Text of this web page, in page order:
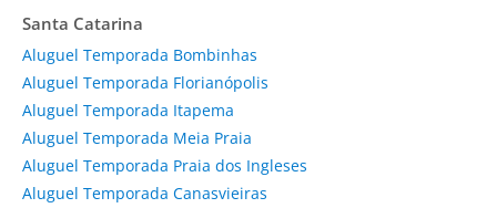
Santa Catarina
Aluguel Temporada Bombinhas
Aluguel Temporada Florianópolis
Aluguel Temporada Itapema
Aluguel Temporada Meia Praia
Aluguel Temporada Praia dos Ingleses
Aluguel Temporada Canasvieiras